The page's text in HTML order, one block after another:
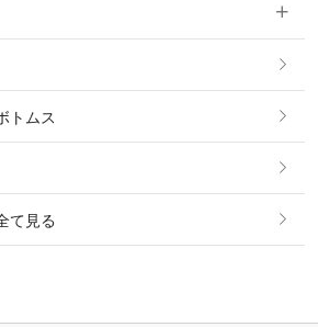
ワンピース
ン雑貨
ー
トムス
て見る